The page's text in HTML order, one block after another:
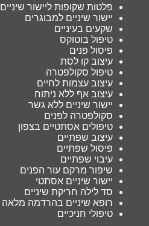
פלטות שקופות ליישור שיניים
יישור שיניים למבוגרים
שקעים בעיניים
טיפול בוטוקס
פיסול פנים
עיצוב קו לסת
טיפול סקולפטרה
עיצוב עצמות לחיים
עיצוב אף ללא ניתוח
יישור שיניים ללא גשר
סקולפטרה לפנים
טיפולים אסתטיים בצפון
עיצוב שפתיים
פיסול שפתיים
עיבוי שפתיים
שיפור מרקם עור הפנים
יישור שיניים אסתטי
סד לילה חריקת שיניים
רופא שיניים בהרדמה מלאה
טיפולי חניכיים